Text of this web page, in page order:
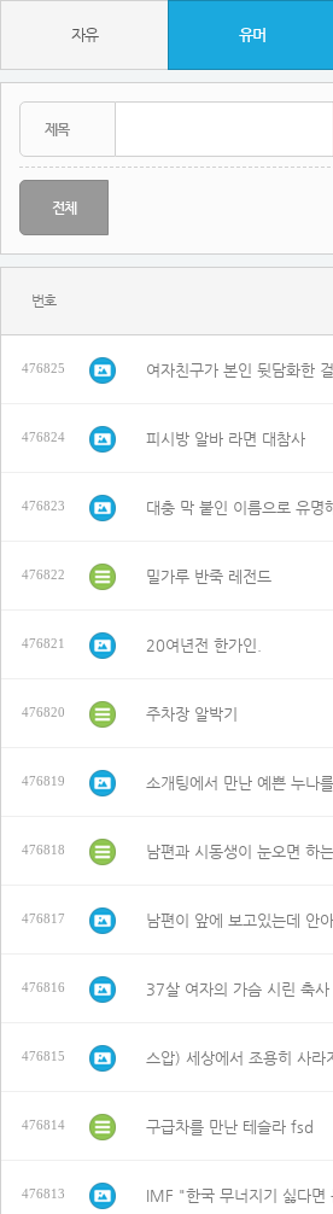
자유 유머
전체
번호
476825 여자친구가 본인 뒷담화한
476824 피시방 알바 라면 대참사
476823 대충 막 붙인 이름으로 유명
476822 밀가루 반죽 레전드
476821 20여년전 한가인.
476820 주차장 알박기
476819 소개팅에서 만난 예쁜 누나
476818 남편과 시동생이 눈오면 하
476817 남편이 앞에 보고있는데 안
476816 37살 여자의 가슴 시린 축사
476815 스압) 세상에서 조용히 사라
476814 구급차를 만난 테슬라 fsd
476813 IMF "한국 무너지기 싫다면